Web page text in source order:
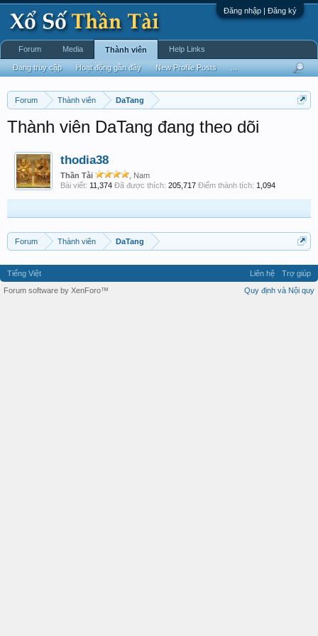
Đăng nhập | Đăng ký
Forum Thành viên DaTang
Thành viên DaTang đang theo dõi
thodia38
Thần Tài
, Nam
Bài viết: 11,374 Đã được thích: 205,717 Điểm thành tích: 1,094
Forum Thành viên DaTang
Forum Media Thành viên
Đang truy cập Hoạt động gần đây New Profile Posts
Help Links
Tiếng Việt Liên hệ
Trợ giúp
Quy định và Nội quy
Forum software by XenForo™